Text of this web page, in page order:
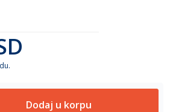
Dodaj u korpu